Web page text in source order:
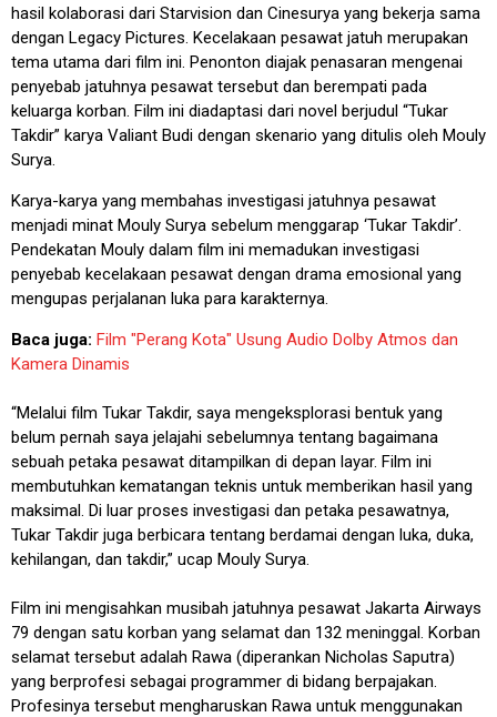
hasil kolaborasi dari Starvision dan Cinesurya yang bekerja sama
dengan Legacy Pictures. Kecelakaan pesawat jatuh merupakan
tema utama dari film ini. Penonton diajak penasaran mengenai
penyebab jatuhnya pesawat tersebut dan berempati pada
keluarga korban. Film ini diadaptasi dari novel berjudul “Tukar
Takdir” karya Valiant Budi dengan skenario yang ditulis oleh Mouly
Surya.
Karya-karya yang membahas investigasi jatuhnya pesawat
menjadi minat Mouly Surya sebelum menggarap ‘Tukar Takdir’.
Pendekatan Mouly dalam film ini memadukan investigasi
penyebab kecelakaan pesawat dengan drama emosional yang
mengupas perjalanan luka para karakternya.
Baca juga: Film "Perang Kota" Usung Audio Dolby Atmos dan
Kamera Dinamis
“Melalui film Tukar Takdir, saya mengeksplorasi bentuk yang
belum pernah saya jelajahi sebelumnya tentang bagaimana
sebuah petaka pesawat ditampilkan di depan layar. Film ini
membutuhkan kematangan teknis untuk memberikan hasil yang
maksimal. Di luar proses investigasi dan petaka pesawatnya,
Tukar Takdir juga berbicara tentang berdamai dengan luka, duka,
kehilangan, dan takdir,” ucap Mouly Surya.
Film ini mengisahkan musibah jatuhnya pesawat Jakarta Airways
79 dengan satu korban yang selamat dan 132 meninggal. Korban
selamat tersebut adalah Rawa (diperankan Nicholas Saputra)
yang berprofesi sebagai programmer di bidang berpajakan.
Profesinya tersebut mengharuskan Rawa untuk menggunakan